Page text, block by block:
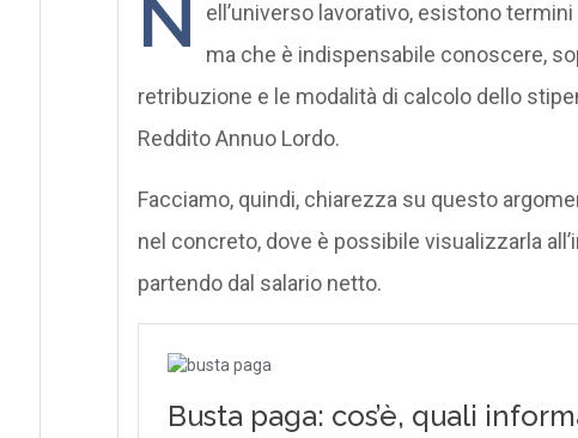
N
ell’universo lavorativo, esistono
ma che è indispensabile conoscere,
retribuzione e le modalità di calcolo dello
Reddito Annuo Lordo.
Facciamo, quindi, chiarezza su questo
nel concreto, dove è possibile visualizzarla
partendo dal salario netto.